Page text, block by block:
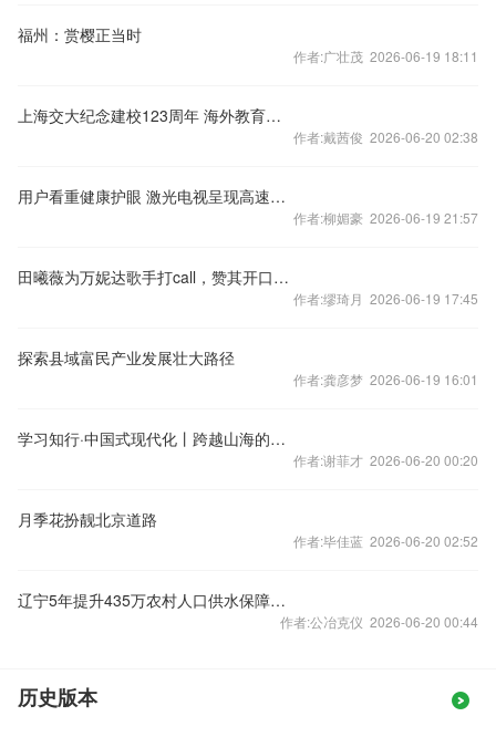
福州：赏樱正当时
作者:广壮茂 2026-06-19 18:11
上海交大纪念建校123周年 海外教育学院校友获“杰出校友思源贡献奖”
作者:戴茜俊 2026-06-20 02:38
用户看重健康护眼 激光电视呈现高速增长势头
作者:柳媚豪 2026-06-19 21:57
田曦薇为万妮达歌手打call，赞其开口炸现场
作者:缪琦月 2026-06-19 17:45
探索县域富民产业发展壮大路径
作者:龚彦梦 2026-06-19 16:01
学习知行·中国式现代化丨跨越山海的开放大道
作者:谢菲才 2026-06-20 00:20
月季花扮靓北京道路
作者:毕佳蓝 2026-06-20 02:52
辽宁5年提升435万农村人口供水保障水平
作者:公冶克仪 2026-06-20 00:44
历史版本